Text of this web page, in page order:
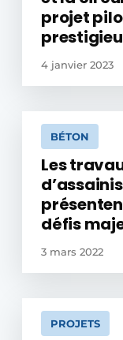
projet
4 janvier 2023
BÉTON
Les
défis
3 mars 2022
PROJETS